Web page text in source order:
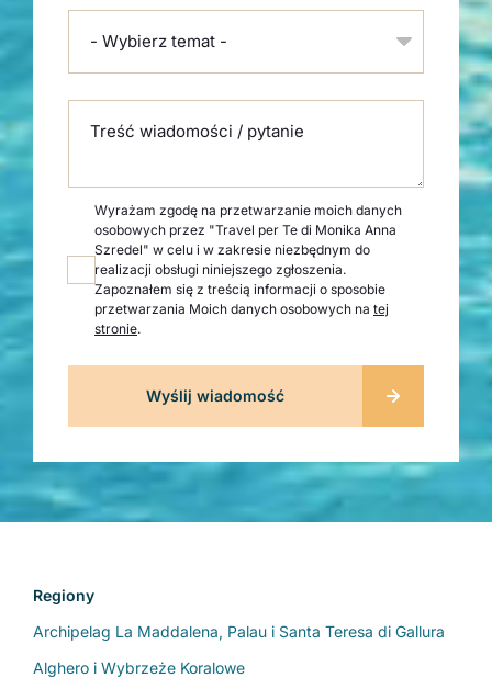
- Wybierz temat -
Treść wiadomości / pytanie
Wyrażam zgodę na przetwarzanie moich danych
osobowych przez "Travel per Te di Monika Anna
Szredel" w celu i w zakresie niezbędnym do
realizacji obsługi niniejszego zgłoszenia.
Zapoznałem się z treścią informacji o sposobie
przetwarzania Moich danych osobowych na tej
stronie.
Regiony
Archipelag La Maddalena, Palau i Santa Teresa di Gallura
Alghero i Wybrzeże Koralowe